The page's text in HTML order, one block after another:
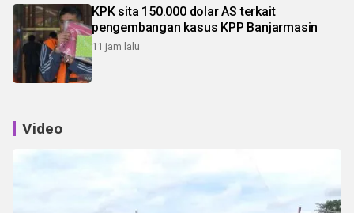
KPK sita 150.000 dolar AS terkait
pengembangan kasus KPP Banjarmasin
11 jam lalu
Video